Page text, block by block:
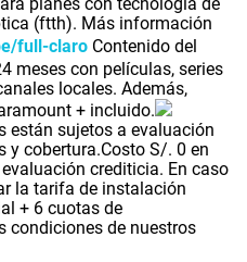
(ftth). Más información
full-claro Contenido del
meses con películas, series
locales. Además,
+ incluido.
están sujetos a evaluación
y cobertura.Costo S/. 0 en
crediticia. En caso
la tarifa de instalación
+ 6 cuotas de
condiciones de nuestros